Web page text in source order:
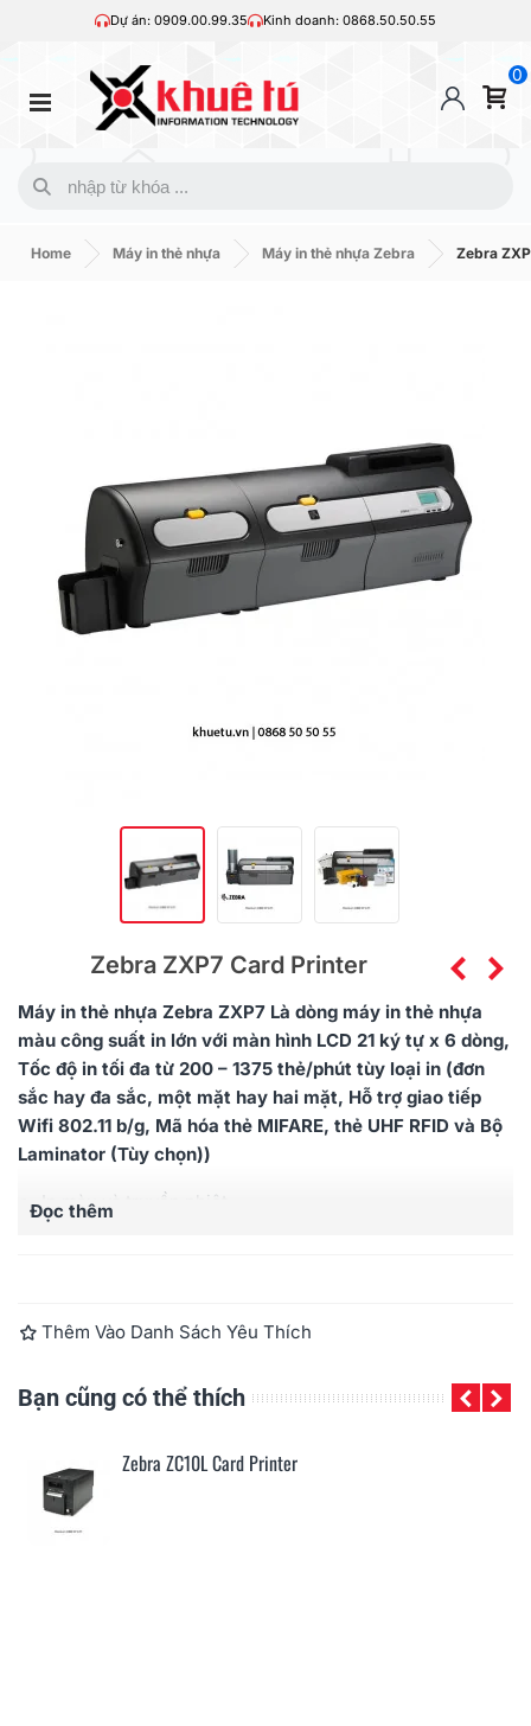
Dự án: 0909.00.99.35 Kinh doanh: 0868.50.50.55
0
Home Máy in thẻ nhựa Máy in thẻ nhựa Zebra Zebra
Zebra ZXP7 Card Printer
Máy in thẻ nhựa Zebra ZXP7 Là dòng máy in thẻ nhựa
màu công suất in lớn với màn hình LCD 21 ký tự x 6 dòng,
Tốc độ in tối đa từ 200 – 1375 thẻ/phút tùy loại in (đơn
sắc hay đa sắc, một mặt hay hai mặt, Hỗ trợ giao tiếp
Wifi 802.11 b/g, Mã hóa thẻ MIFARE, thẻ UHF RFID và Bộ
Laminator (Tùy chọn))
In màu và truyền nhiệt
Đọc thêm
Thêm Vào Danh Sách Yêu Thích
Bạn cũng có thể thích
Zebra ZC10L Card Printer